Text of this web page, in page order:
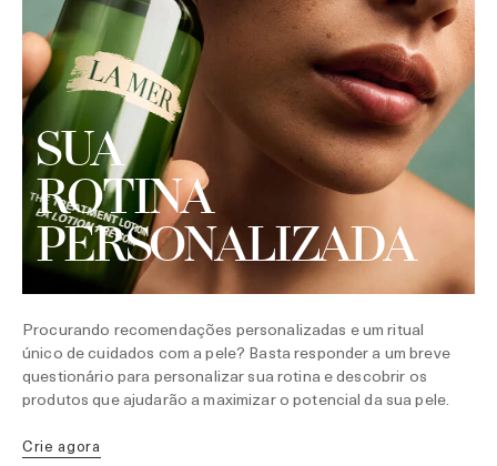
SUA
ROTINA
PERSONALIZADA
Procurando recomendações personalizadas e um ritual
único de cuidados com a pele? Basta responder a um breve
questionário para personalizar sua rotina e descobrir os
produtos que ajudarão a maximizar o potencial da sua pele.
Crie agora